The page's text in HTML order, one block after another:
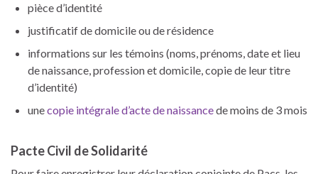
pièce d’identité
justificatif de domicile ou de résidence
informations sur les témoins (noms, prénoms, date et lieu
de naissance, profession et domicile, copie de leur titre
d’identité)
unecopie intégrale d’acte de naissancede moins de 3 mois
Pacte Civil de Solidarité